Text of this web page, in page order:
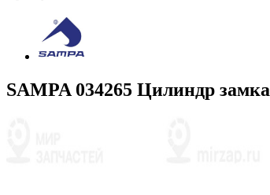
SAMPA 034265 Цилиндр замка